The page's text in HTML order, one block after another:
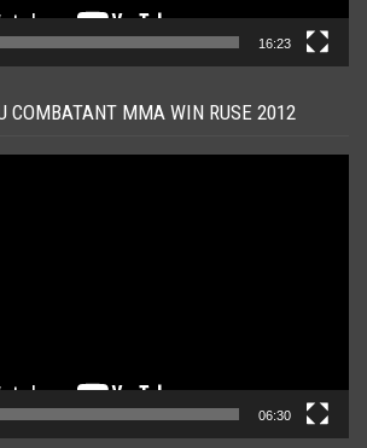
16:23
COMBATANT MMA WIN RUSE 2012
06:30